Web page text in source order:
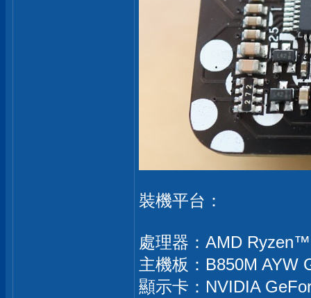
裝機平台：
處理器：AMD
主機板：B850M AYW
顯示卡：NVIDIA